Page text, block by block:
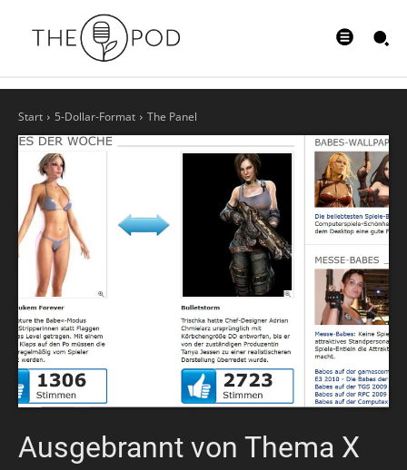
Start 5-Dollar-Format The Panel
Ausgebrannt von Thema X